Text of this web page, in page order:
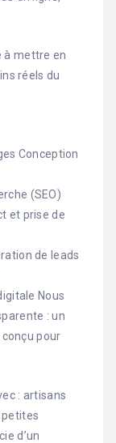
à mettre en
réels du
Conception
(SEO)
et prise de
de leads
Nous
: un
pour
: artisans
d’un